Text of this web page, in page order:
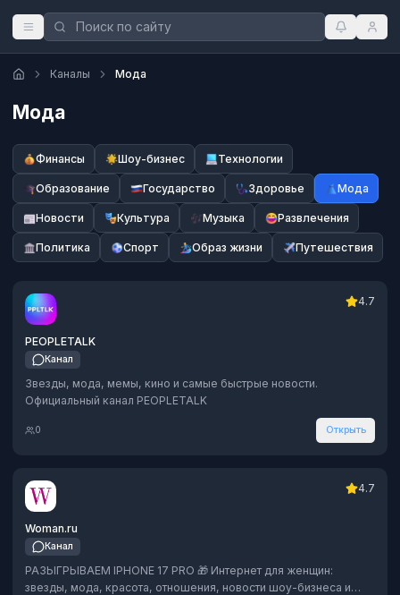
Каналы Мода
Мода
Финансы Шоу-бизнес Технологии
Образование Государство Здоровье Мода
Новости Культура Музыка Развлечения
Политика Спорт Образ жизни Путешествия
4.7
PEOPLETALK
Канал
Звезды, мода, мемы, кино и самые быстрые новости.
Официальный канал PEOPLETALK
0 Открыть
4.7
Woman.ru
Канал
РАЗЫГРЫВАЕМ IPHONE 17 PRO 🎁 Интернет для женщин:
звезды, мода, красота, отношения, новости шоу-бизнеса и